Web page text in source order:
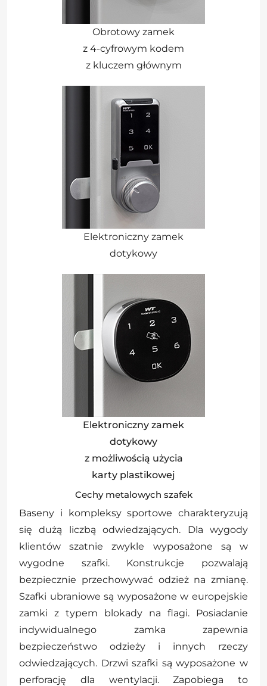
Obrotowy zamek
z 4-cyfrowym kodem
z kluczem głównym
Elektroniczny zamek
dotykowy
Elektroniczny zamek
dotykowy
z możliwością użycia
karty plastikowej
Cechy metalowych szafek
Baseny i kompleksy sportowe charakteryzują
się dużą liczbą odwiedzających. Dla wygody
klientów szatnie zwykle wyposażone są w
wygodne szafki. Konstrukcje pozwalają
bezpiecznie przechowywać odzież na zmianę.
Szafki ubraniowe są wyposażone w europejskie
zamki z typem blokady na flagi. Posiadanie
indywidualnego zamka zapewnia
bezpieczeństwo odzieży i innych rzeczy
odwiedzających. Drzwi szafki są wyposażone w
perforację dla wentylacji. Zapobiega to